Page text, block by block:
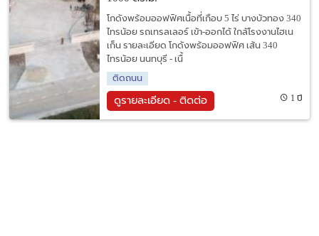
โกดังพร้อมออฟฟิศเนื้อที่เกือบ 5 ไร่ บางบัวทอง 340
ไทรน้อย รถเทรลเลอร์ เข้า-ออกได้ ใกล้โรงงานไฮเน
เก็น รายละเอียด โกดังพร้อมออฟฟิศ เส้น 340
ไทรน้อย นนทบุรี - เนื้
ติดถนน
ดูรายละเอียด - ติดต่อ 1 ปี